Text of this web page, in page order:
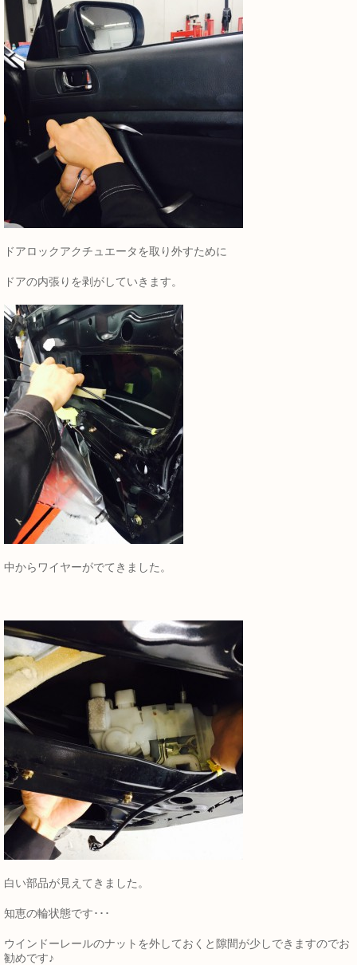
ドアロックアクチュエータを取り外すために
ドアの内張りを剥がしていきます。
中からワイヤーがでてきました。
白い部品が見えてきました。
知恵の輪状態です･･･
ウインドーレールのナットを外しておくと隙間が少しできますのでお
勧めです♪